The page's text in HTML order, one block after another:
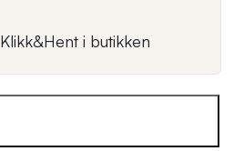
Klikk&Hent i butikken